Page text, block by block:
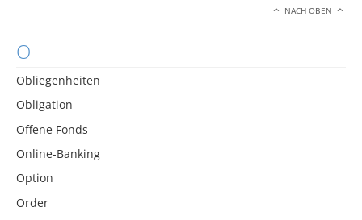
NACH OBEN
O
Obliegenheiten
Obligation
Offene Fonds
Online-Banking
Option
Order